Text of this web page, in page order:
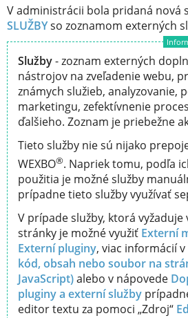
V administrácii bola pridaná nová
SLUŽBYso zoznamom externých
Služby- zoznam externých
nástrojov na zveľadenie webu,
známych služieb, analyzovanie,
marketingu, zefektívnenie
ďalšieho. Zoznam je priebežne
Tieto služby nie sú nijako
WEXBO®. Napriek tomu, podľa
použitia je možné služby
prípadne tieto služby využívať
V prípade služby, ktorá vyžaduje
stránky je možné využiť Externí
Externí pluginy, viac informácií
kód, obsah nebo soubor na
JavaScript)alebo v nápovede
pluginy a externí služby
editor textu za pomoci „Zdroj“